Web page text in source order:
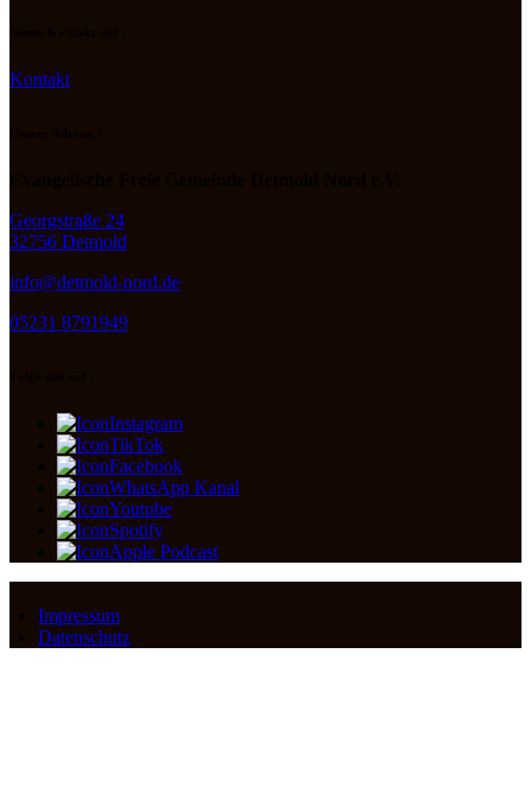
Kontakt
Georgstraße 24
32756 Detmold
info@detmold-nord.de
05231 8791949
Instagram
TikTok
Facebook
WhatsApp Kanal
Youtube
Spotify
Apple Podcast
Impressum
Datenschutz